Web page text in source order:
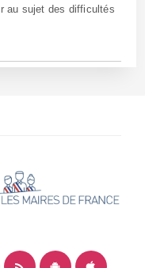
au sujet des difficultés